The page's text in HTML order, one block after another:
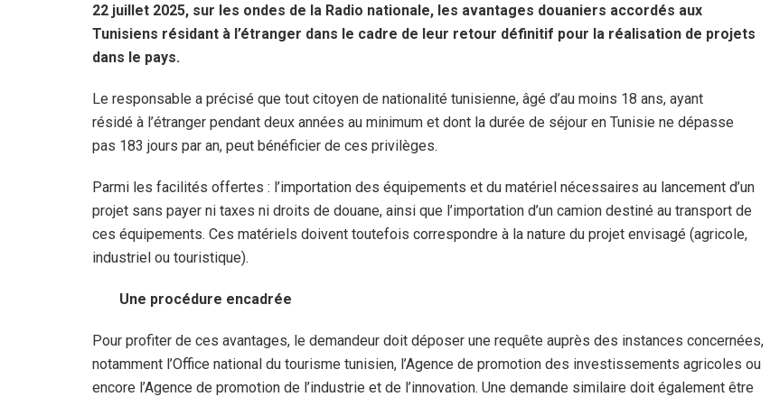
22 juillet 2025, sur les ondes de la Radio nationale, les avantages douaniers accordés aux
Tunisiens résidant à l’étranger dans le cadre de leur retour définitif pour la réalisation de projets
dans le pays.
Le responsable a précisé que tout citoyen de nationalité tunisienne, âgé d’au moins 18 ans, ayant
résidé à l’étranger pendant deux années au minimum et dont la durée de séjour en Tunisie ne dépasse
pas 183 jours par an, peut bénéficier de ces privilèges.
Parmi les facilités offertes : l’importation des équipements et du matériel nécessaires au lancement d’un
projet sans payer ni taxes ni droits de douane, ainsi que l’importation d’un camion destiné au transport de
ces équipements. Ces matériels doivent toutefois correspondre à la nature du projet envisagé (agricole,
industriel ou touristique).
Une procédure encadrée
Pour profiter de ces avantages, le demandeur doit déposer une requête auprès des instances concernées,
notamment l’Office national du tourisme tunisien, l’Agence de promotion des investissements agricoles ou
encore l’Agence de promotion de l’industrie et de l’innovation. Une demande similaire doit également être